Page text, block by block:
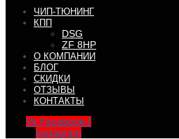
ЧИП-ТЮНИНГ
КПП
DSG
ZF 8HP
О КОМПАНИИ
БЛОГ
СКИДКИ
ОТЗЫВЫ
КОНТАКТЫ
Vk Facebook-f
Instagram